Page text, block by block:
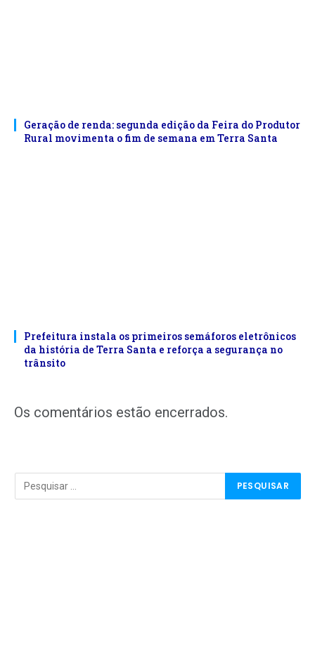
Geração de renda: segunda edição da Feira do Produtor
Rural movimenta o fim de semana em Terra Santa
Prefeitura instala os primeiros semáforos eletrônicos
da história de Terra Santa e reforça a segurança no
trânsito
Os comentários estão encerrados.